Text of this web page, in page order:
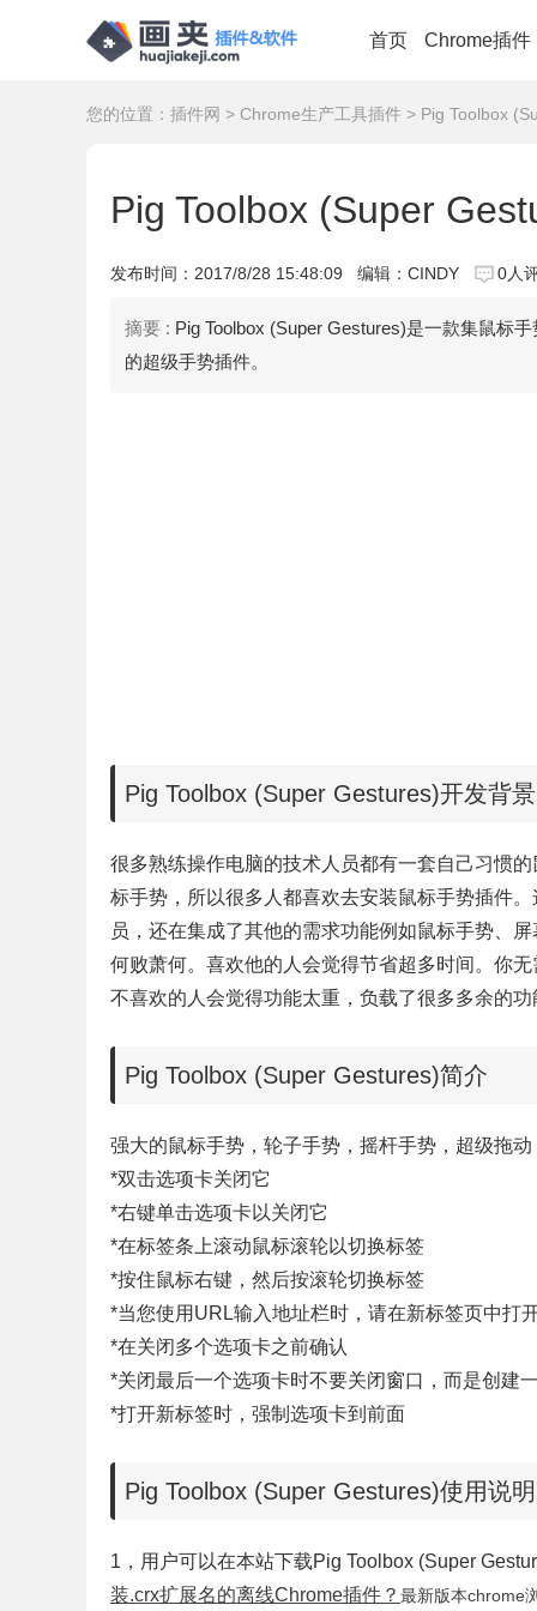
首页 Chrome插件
您的位置： 插件网 > Chrome生产工具插件 > Pig Toolbox
Pig Toolbox (Super
发布时间： 2017/8/28 15:48:09 编辑：CINDY 0人
摘要 : Pig Toolbox (Super Gestures)是一款集鼠标
的超级手势插件。
Pig Toolbox (Super Gestures)开发背景
很多熟练操作电脑的技术人员都有一套自己习惯
标手势，所以很多人都喜欢去安装鼠标手势插件。
员，还在集成了其他的需求功能例如鼠标手势、
何败萧何。喜欢他的人会觉得节省超多时间。你
不喜欢的人会觉得功能太重，负载了很多多余的功
Pig Toolbox (Super Gestures)简介
强大的鼠标手势，轮子手势，摇杆手势，超级拖
*双击选项卡关闭它
*右键单击选项卡以关闭它
*在标签条上滚动鼠标滚轮以切换标签
*按住鼠标右键，然后按滚轮切换标签
*当您使用URL输入地址栏时，请在新标签页中打
*在关闭多个选项卡之前确认
*关闭最后一个选项卡时不要关闭窗口，而是创建
*打开新标签时，强制选项卡到前面
Pig Toolbox (Super Gestures)使用说明
1，用户可以在本站下载Pig Toolbox (Super
装.crx扩展名的离线Chrome插件？ 最新版本chrome